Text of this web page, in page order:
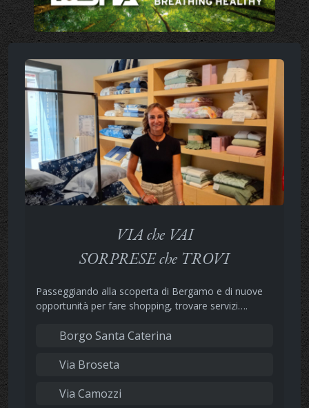
VIA che VAI
SORPRESE che TROVI
Passeggiando alla scoperta di Bergamo e di nuove
opportunità per fare shopping, trovare servizi….
Borgo Santa Caterina
Via Broseta
Via Camozzi